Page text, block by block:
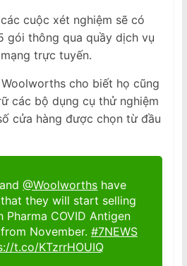
cuộc xét nghiệm sẽ có
gói thông qua quầy dịch vụ
trực tuyến.
cho biết họ cũng
các bộ dụng cụ thử nghiệm
cửa hàng được chọn từ đầu
and@Woolworths have
they will start selling
Pharma COVID Antigen
November. #7NEWS
t.co/KTzrrHOUIQ